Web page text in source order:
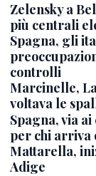
Zelensky a
più centrali
Spagna, gli
controlli
Marcinelle,
voltava le
Spagna, via
per chi
Mattarella,
Adige